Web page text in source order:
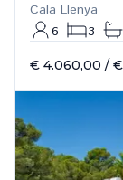
Cala Llenya
6
3
€ 4.060,00 /